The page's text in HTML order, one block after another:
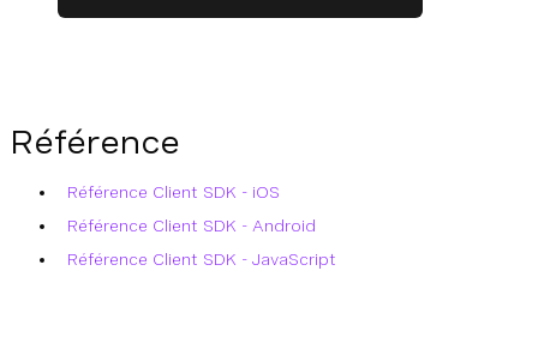
Référence
Référence Client SDK - iOS
Référence Client SDK - Android
Référence Client SDK - JavaScript